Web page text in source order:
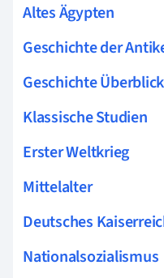
Altes Ägypten
Geschichte der
Geschichte Überblick
Klassische Studien
Erster Weltkrieg
Mittelalter
Deutsches
Nationalsozialismus